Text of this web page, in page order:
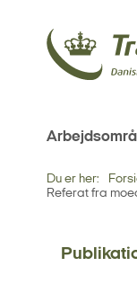
Du er her:
Referat fra